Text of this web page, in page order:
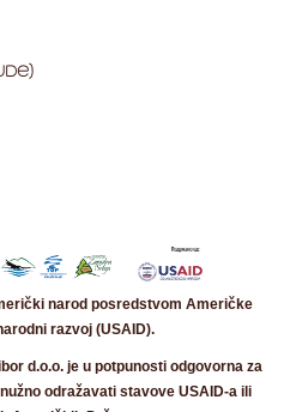
narod posredstvom Američke
razvoj (USAID).
d.o.o. je u potpunosti odgovorna za
odražavati stavove USAID-a ili